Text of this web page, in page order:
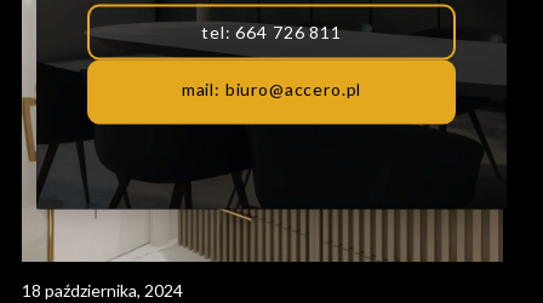
18 października, 2024
tel: 664 726 811
mail: biuro@accero.pl